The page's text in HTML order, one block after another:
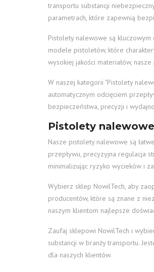
transportu substancji
parametrach, które zapewnią
Pistolety nalewowe są
modele pistoletów, które
wysokiej jakości materiałów,
W naszej kategorii "Pistolety
automatycznym odcięciem
bezpieczeństwa, precyzji i
Pistolety
Nasze pistolety nalewowe są
przepływu, precyzyjna regulacja
minimalizując ryzyko wycieków i
Wybierz sklep NowilTech, aby
producentów, które są znane z
naszym klientom najlepsze
Zaufaj sklepowi NowilTech i
substancji w branży transportu.
dla naszych klientów.